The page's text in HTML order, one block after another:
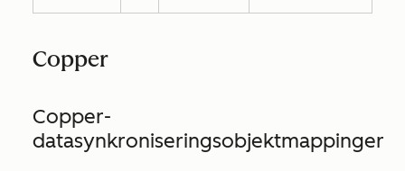
Copper
Copper-
datasynkroniseringsobjektmappinger